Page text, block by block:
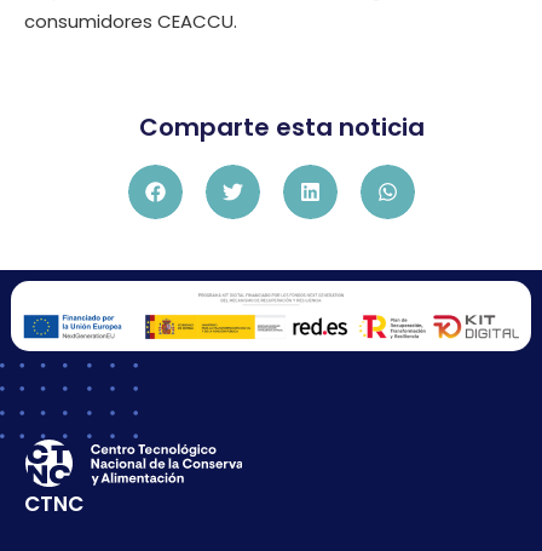
consumidores CEACCU.
Comparte esta noticia
CTNC